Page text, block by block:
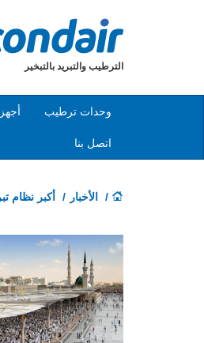
الترطيب والتبريد بالتبخير
وحدات ترطيب
اتصل بنا
الأخبار أكبر نظام